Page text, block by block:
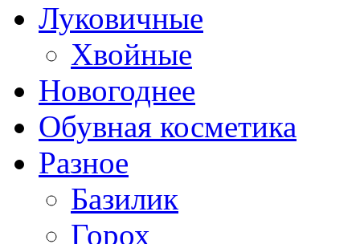
Луковичные
Хвойные
Новогоднее
Обувная косметика
Разное
Базилик
Горох